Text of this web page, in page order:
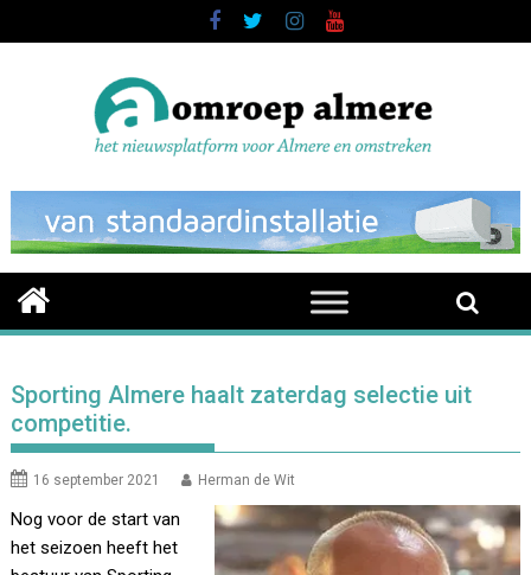
to
Sporting Almere haalt zaterdag selectie uit
competitie.
16 september 2021 Herman de Wit
Nog voor de start van
het seizoen heeft het